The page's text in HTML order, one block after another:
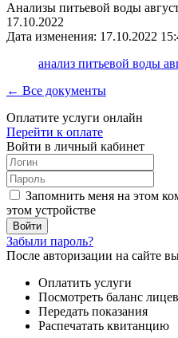
Анализы питьевой воды
17.10.2022
Дата изменения: 17.10.2022
анализ питьевой воды
← Все документы
Оплатите услуги онлайн
Перейти к оплате
Войти в личный кабинет
Запомнить меня на этом
этом устройстве
Забыли пароль?
После авторизации на сайте
Оплатить услуги
Посмотреть баланс
Передать показания
Распечатать квитанцию